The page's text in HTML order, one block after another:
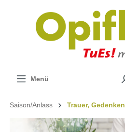
Menü
Saison/Anlass Trauer, Gedenken